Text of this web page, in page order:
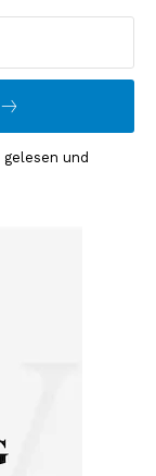
gelesen und